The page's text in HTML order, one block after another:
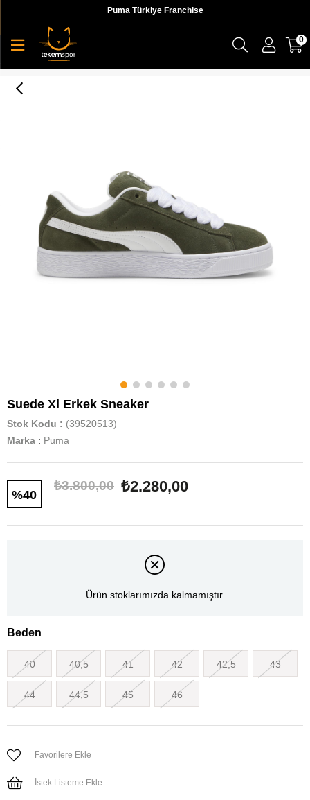
Puma Türkiye Franchise
0
Suede Xl Erkek Sneaker
Stok Kodu
(39520513)
Marka : Puma
40
₺3.800,00 ₺2.280,00
Ürün stoklarımızda kalmamıştır.
Beden
40 40,5 41 42 42,5 43
44 44,5 45 46
Favorilere Ekle
İstek Listeme Ekle